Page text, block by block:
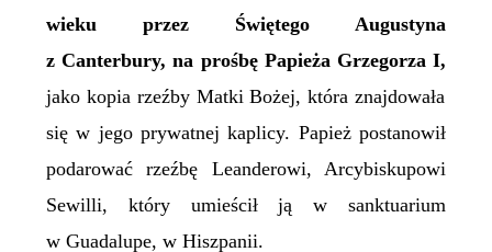
wiekuprzez Świętego Augustyna
z Canterbury, na prośbę Papieża Grzegorza I,
jako kopia rzeźby Matki Bożej, która znajdowała
się w jego prywatnej kaplicy. Papież postanowił
podarować rzeźbę Leanderowi,Arcybiskupowi
Sewilli, który umieścił ją w sanktuarium
w Guadalupe, w Hiszpanii.